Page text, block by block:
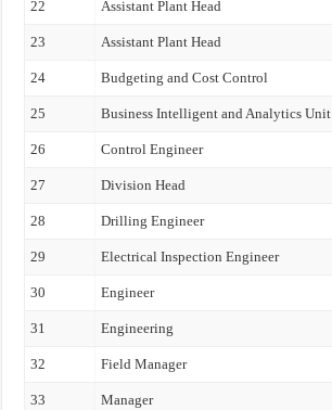
22 Assistant Plant Head
23 Assistant Plant Head
24 Budgeting and Cost Control
25 Business Intelligent and Analytics Unit
26 Control Engineer
27 Division Head
28 Drilling Engineer
29 Electrical Inspection Engineer
30 Engineer
31 Engineering
32 Field Manager
33 Manager